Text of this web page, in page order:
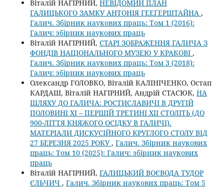
Віталій НАГІРНИЙ, НЕВІДОМИЙ ПЛАН
ГАЛИЦЬКОГО ЗАМКУ АНТОНІЯ ГЕЕҐЕРШТАЙНА ,
Галич. Збірник наукових праць: Том 1 (2016):
Галич: збірник наукових праць
Віталій НАГІРНИЙ, СТАРІ ЗОБРАЖЕННЯ ГАЛИЧА З
ФОНДІВ НАЦІОНАЛЬНОГО МУЗЕЮ У КРАКОВІ ,
Галич. Збірник наукових праць: Том 3 (2018):
Галич: збірник наукових праць
Олександр ГОЛОВКО, Віталій КАЛІНІЧЕНКО, Остап
КАРДАШ, Віталій НАГІРНИЙ, Андрій СТАСЮК, НА
ШЛЯХУ ДО ГАЛИЧА: РОСТИСЛАВИЧІ В ДРУГІЙ
ПОЛОВИНІ ХІ – ПЕРШІЙ ТРЕТИНІ ХІІ СТОЛІТЬ (ДО
900-ЛІТТЯ КНЯЖОГО ОСІДКУ В ГАЛИЧІ).
МАТЕРІАЛИ ДИСКУСІЙНОГО КРУГЛОГО СТОЛУ ВІД
27 БЕРЕЗНЯ 2025 РОКУ, Галич. Збірник наукових
праць: Том 10 (2025): Галич: збірник наукових
праць
Віталій НАГІРНИЙ, ГАЛИЦЬКИЙ ВОЄВОДА ТУДОР
ЄЛЬЧИЧ , Галич. Збірник наукових праць: Том 5